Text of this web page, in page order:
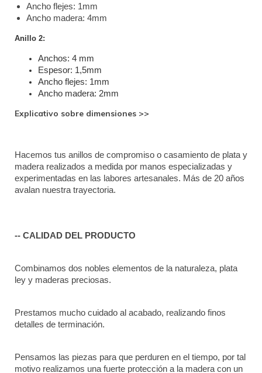
Ancho flejes: 1mm
Ancho madera: 4mm
Anillo 2:
Anchos: 4 mm
Espesor: 1,5mm
Ancho flejes: 1mm
Ancho madera: 2mm
Explicativo sobre dimensiones >>
Hacemos tus anillos de compromiso o casamiento de plata y
madera realizados a medida por manos especializadas y
experimentadas en las labores artesanales. Más de 20 años
avalan nuestra trayectoria.
-- CALIDAD DEL PRODUCTO
Combinamos dos nobles elementos de la naturaleza, plata
ley y maderas preciosas.
Prestamos mucho cuidado al acabado, realizando finos
detalles de terminación.
Pensamos las piezas para que perduren en el tiempo, por tal
motivo realizamos una fuerte protección a la madera con un